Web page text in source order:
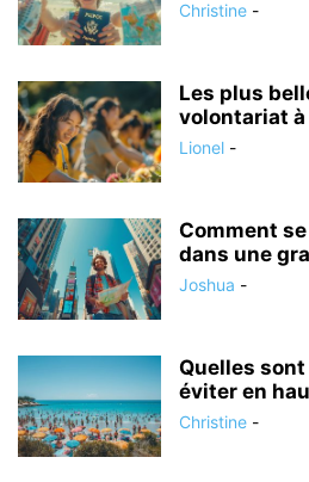
Christine -
Les plus
volontariat à
Lionel -
Comment
dans une
Joshua -
Quelles
éviter en
Christine -